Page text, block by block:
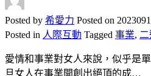
Posted by 希愛力 Posted on
Posted in 人際互動 Tagged 事業,
愛情和事業對女人來說，似乎是
旦女人在事業開創出絕頂的成…